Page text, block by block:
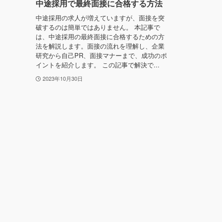
中途採用で最終面接に合格する方法
中途採用の求人が増えていますが、面接を突
破するのは簡単ではありません。 本記事で
は、中途採用の最終面接に合格するための方
法を解説します。面接の流れを理解し、企業
研究から自己PR、面接マナーまで、成功のポ
イントを紹介します。 この記事で解決で...
2023年10月30日